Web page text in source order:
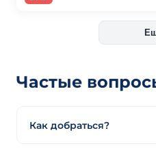
Частые
Как добраться?